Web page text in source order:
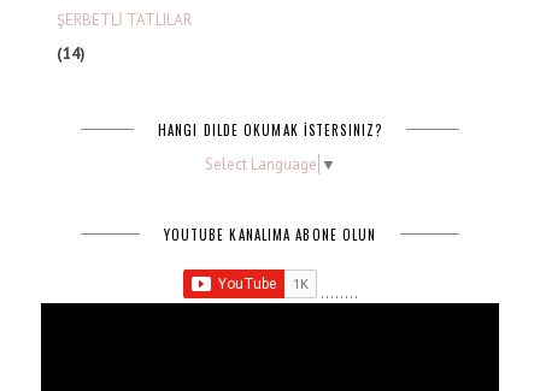
ŞERBETLİ TATLILAR
(14)
HANGI DILDE OKUMAK İSTERSINIZ?
Select Language ▼
YOUTUBE KANALIMA ABONE OLUN
........